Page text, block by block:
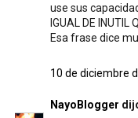
use sus
IGUAL DE INUTIL
Esa frase dice
10 de diciembre
NayoBlogger